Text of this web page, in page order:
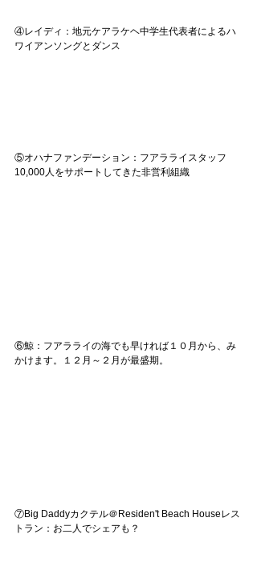
④レイディ：地元ケアラケヘ中学生代表者によるハ
ワイアンソングとダンス
⑤オハナファンデーション：フアラライスタッフ
10,000人をサポートしてきた非営利組織
⑥鯨：フアラライの海でも早ければ１０月から、み
かけます。１２月～２月が最盛期。
⑦Big Daddyカクテル＠Residen't Beach Houseレス
トラン：お二人でシェアも？